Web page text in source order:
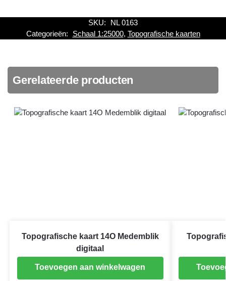
SKU:
NL 0163
Categorieën:
Schaal 1:25000, Topografische kaarten
Gerelateerde producten
Topografische kaart 14O Medemblik
digitaal
Toevoegen aan winkelwagen